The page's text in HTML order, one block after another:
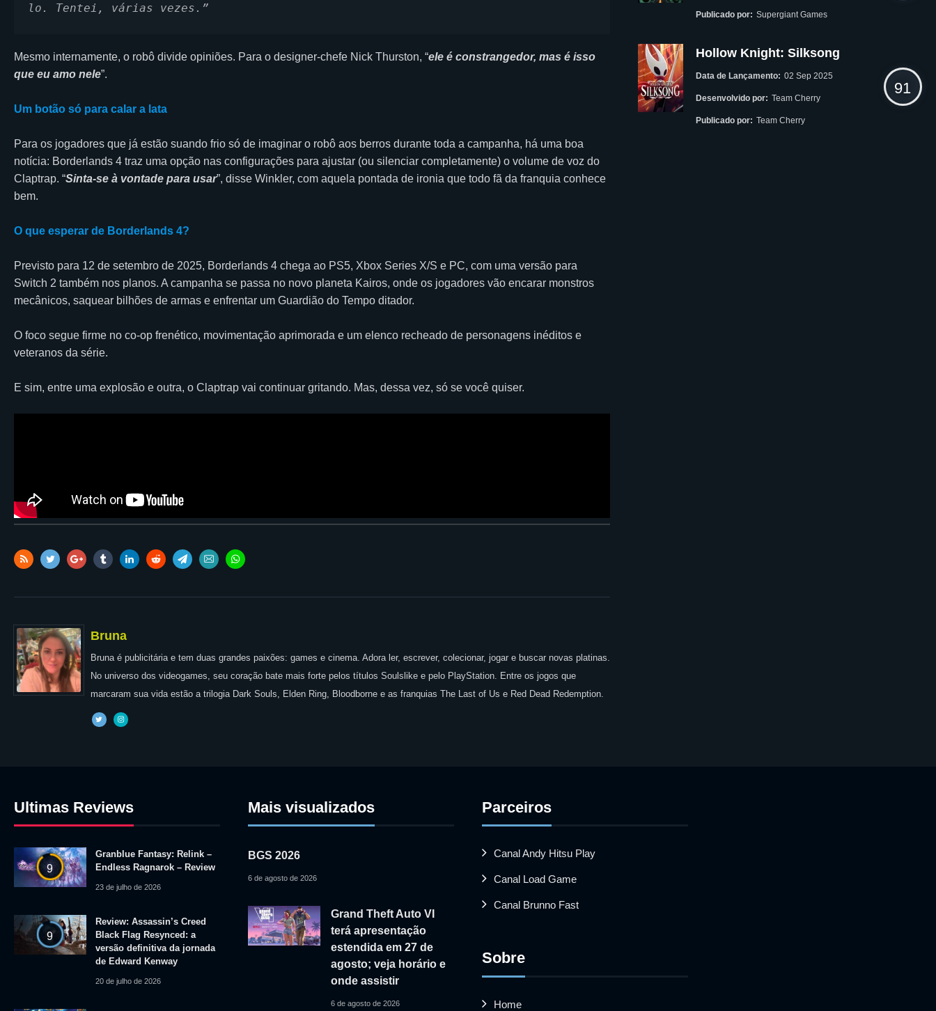
lo. Tentei, várias vezes.”
Mesmo internamente, o robô divide opiniões. Para o designer-chefe Nick Thurston, “ele é constrangedor, mas é isso
que eu amo nele”.
Um botão só para calar a lata
Para os jogadores que já estão suando frio só de imaginar o robô aos berros durante toda a campanha, há uma boa
notícia: Borderlands 4 traz uma opção nas configurações para ajustar (ou silenciar completamente) o volume de voz do
Claptrap. “Sinta-se à vontade para usar”, disse Winkler, com aquela pontada de ironia que todo fã da franquia conhece
bem.
O que esperar de Borderlands 4?
Previsto para 12 de setembro de 2025, Borderlands 4 chega ao PS5, Xbox Series X/S e PC, com uma versão para
Switch 2 também nos planos. A campanha se passa no novo planeta Kairos, onde os jogadores vão encarar monstros
mecânicos, saquear bilhões de armas e enfrentar um Guardião do Tempo ditador.
O foco segue firme no co-op frenético, movimentação aprimorada e um elenco recheado de personagens inéditos e
veteranos da série.
E sim, entre uma explosão e outra, o Claptrap vai continuar gritando. Mas, dessa vez, só se você quiser.
Bruna
Bruna é publicitária e tem duas grandes paixões: games e cinema. Adora ler, escrever, colecionar, jogar e buscar novas platinas.
No universo dos videogames, seu coração bate mais forte pelos títulos Soulslike e pelo PlayStation. Entre os jogos que
marcaram sua vida estão a trilogia Dark Souls, Elden Ring, Bloodborne e as franquias The Last of Us e Red Dead Redemption.
Publicado por: Supergiant Games
Hollow Knight: Silksong
Data de Lançamento: 02 Sep 2025
Desenvolvido por: Team Cherry
Publicado por: Team Cherry
91
Ultimas Reviews
9
Granblue Fantasy: Relink –
Endless Ragnarok – Review
23 de julho de 2026
9
Review: Assassin’s Creed
Black Flag Resynced: a
versão definitiva da jornada
de Edward Kenway
20 de julho de 2026
Mais visualizados
BGS 2026
6 de agosto de 2026
Grand Theft Auto VI
terá apresentação
estendida em 27 de
agosto; veja horário e
onde assistir
6 de agosto de 2026
Parceiros
Canal Andy Hitsu Play
Canal Load Game
Canal Brunno Fast
Sobre
Home